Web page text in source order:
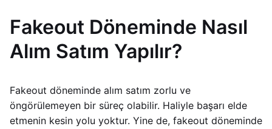
Fakeout Döneminde Nasıl
Alım Satım Yapılır?
Fakeout döneminde alım satım zorlu ve
öngörülemeyen bir süreç olabilir. Haliyle başarı elde
etmenin kesin yolu yoktur. Yine de, fakeout döneminde